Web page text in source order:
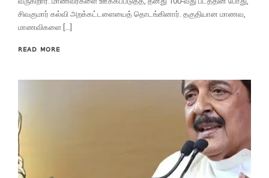
சிவகுமார் கல்வி அறக்கட்டளையைத் தொடங்கினார். தகுதியான மாணவ,
மாணவிகளை […]
READ MORE